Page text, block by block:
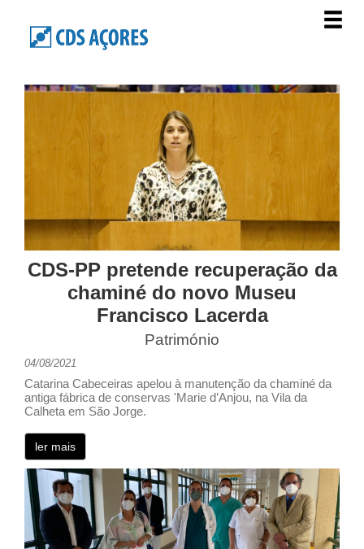
CDS-PP pretende recuperação da
chaminé do novo Museu
Francisco Lacerda
Património
04/08/2021
Catarina Cabeceiras apelou à manutenção da chaminé da
antiga fábrica de conservas 'Marie d’Anjou, na Vila da
Calheta em São Jorge.
ler mais